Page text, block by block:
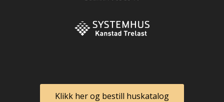
Klikk her og bestill huskatalog